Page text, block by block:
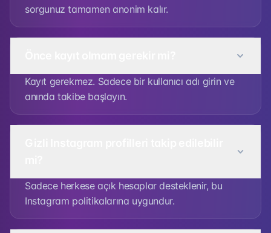
sorgunuz tamamen anonim kalır.
Kayıt gerekmez. Sadece bir kullanıcı adı girin ve
anında takibe başlayın.
Sadece herkese açık hesaplar desteklenir, bu
Instagram politikalarına uygundur.